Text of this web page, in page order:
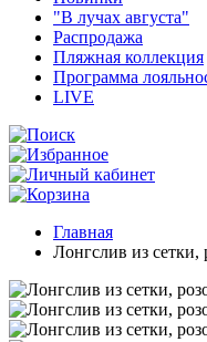
"В лучах августа"
Распродажа
Пляжная коллекция
Программа
LIVE
Главная
Лонгслив из сетки,